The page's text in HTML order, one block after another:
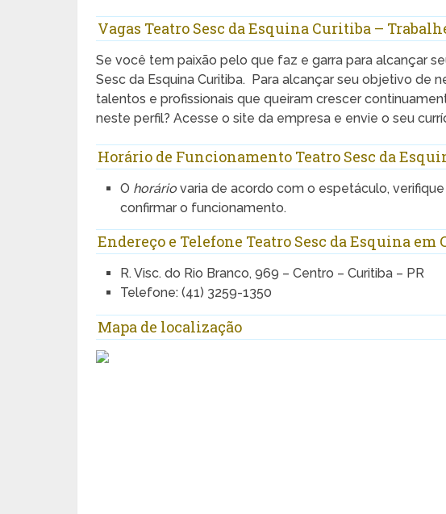
Vagas Teatro Sesc da Esquina Curitiba –
Se você tem paixão pelo que faz e garra para alcançar
Sesc da Esquina Curitiba. Para alcançar seu objetivo de
talentos e profissionais que queiram crescer
neste perfil? Acesse o site da empresa e envie o seu
Horário de Funcionamento Teatro Sesc da
O horáriovaria de acordo com o espetáculo,
confirmar o funcionamento.
Endereço e Telefone Teatro Sesc da Esquina em
R. Visc. do Rio Branco, 969 – Centro – Curitiba – PR
Telefone: (41) 3259-1350
Mapa de localização